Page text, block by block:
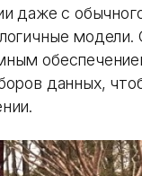
даже с
модели.
данных,